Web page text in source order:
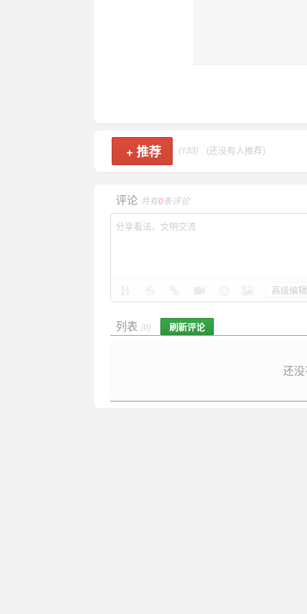
+ 推荐 (133) (还没有人推荐)
评论 共有0条评论
高级编辑
列表 (0) 刷新评论
还